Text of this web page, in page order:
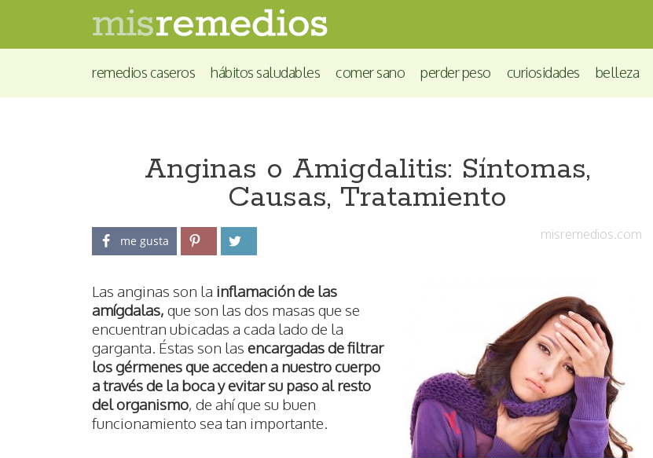
remedios caseros hábitos saludables comer sano perder peso curiosidades belleza
Anginas o Amigdalitis: Síntomas,
Causas, Tratamiento
misremedios.com
me gusta
Las anginas son la inflamación de las
amígdalas, que son las dos masas que se
encuentran ubicadas a cada lado de la
garganta. Éstas son las encargadas de filtrar
los gérmenes que acceden a nuestro cuerpo
a través de la boca y evitar su paso al resto
del organismo, de ahí que su buen
funcionamiento sea tan importante.